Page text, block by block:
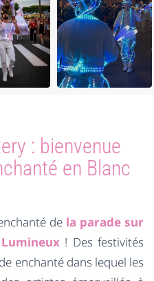
: bienvenue
en Blanc
de la parade sur
! Des festivités
enchanté dans lequel les